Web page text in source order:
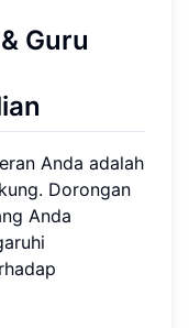
Guru
Anda adalah
Dorongan
Anda